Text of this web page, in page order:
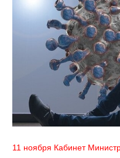
11 ноября Кабинет